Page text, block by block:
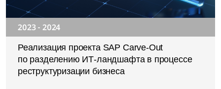
2023 - 2024
Реализация проекта SAP Carve-Out
по разделению ИТ-ландшафта в процессе
реструктуризации бизнеса